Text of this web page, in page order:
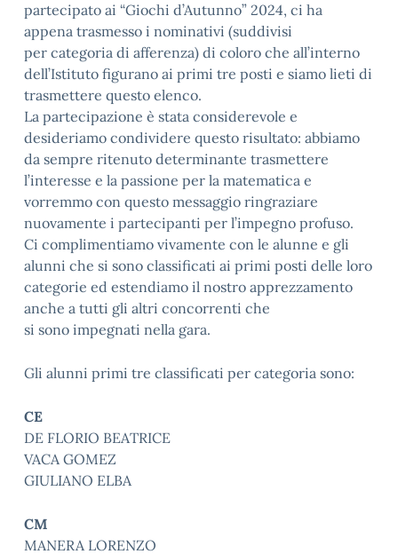
partecipato ai “Giochi d’Autunno” 2024, ci ha
appena trasmesso i nominativi (suddivisi
per categoria di afferenza) di coloro che all’interno
dell’Istituto figurano ai primi tre posti e siamo lieti di
trasmettere questo elenco.
La partecipazione è stata considerevole e
desideriamo condividere questo risultato: abbiamo
da sempre ritenuto determinante trasmettere
l’interesse e la passione per la matematica e
vorremmo con questo messaggio ringraziare
nuovamente i partecipanti per l’impegno profuso.
Ci complimentiamo vivamente con le alunne e gli
alunni che si sono classificati ai primi posti delle loro
categorie ed estendiamo il nostro apprezzamento
anche a tutti gli altri concorrenti che
si sono impegnati nella gara.
Gli alunni primi tre classificati per categoria sono:
CE
DE FLORIO BEATRICE
VACA GOMEZ
GIULIANO ELBA
CM
MANERA LORENZO